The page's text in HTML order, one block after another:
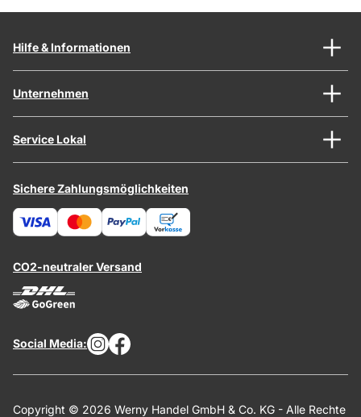
Hilfe & Informationen
Unternehmen
Service Lokal
Sichere Zahlungsmöglichkeiten
CO2-neutraler Versand
Social Media:
Copyright © 2026 Werny Handel GmbH & Co. KG - Alle Rechte